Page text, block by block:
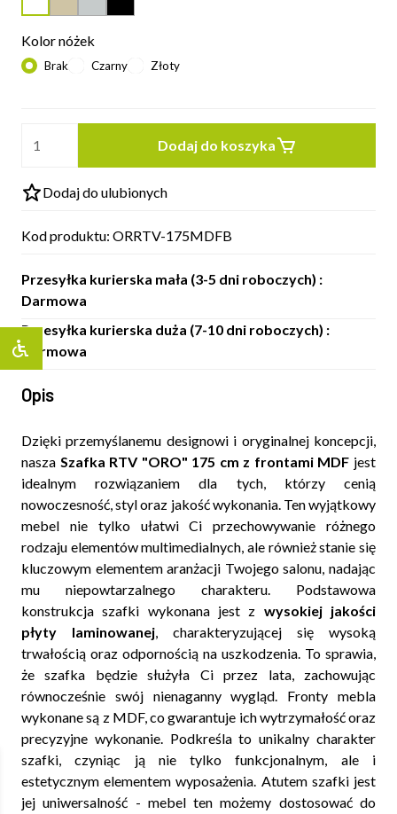
Kolor nóżek
Brak Czarny Złoty
Dodaj do koszyka
Dodaj do ulubionych
Kod produktu: ORRTV-175MDFB
Przesyłka kurierska mała (3-5 dni roboczych) :
Darmowa
Przesyłka kurierska duża (7-10 dni roboczych) :
Darmowa
Opis
Dzięki przemyślanemu designowi i oryginalnej koncepcji,
nasza Szafka RTV "ORO" 175 cm z frontami MDF jest
idealnym rozwiązaniem dla tych, którzy cenią
nowoczesność, styl oraz jakość wykonania. Ten wyjątkowy
mebel nie tylko ułatwi Ci przechowywanie różnego
rodzaju elementów multimedialnych, ale również stanie się
kluczowym elementem aranżacji Twojego salonu, nadając
mu niepowtarzalnego charakteru. Podstawowa
konstrukcja szafki wykonana jest z wysokiej jakości
płyty laminowanej, charakteryzującej się wysoką
trwałością oraz odpornością na uszkodzenia. To sprawia,
że szafka będzie służyła Ci przez lata, zachowując
równocześnie swój nienaganny wygląd. Fronty mebla
wykonane są z MDF, co gwarantuje ich wytrzymałość oraz
precyzyjne wykonanie. Podkreśla to unikalny charakter
szafki, czyniąc ją nie tylko funkcjonalnym, ale i
estetycznym elementem wyposażenia. Atutem szafki jest
jej uniwersalność - mebel ten możemy dostosować do